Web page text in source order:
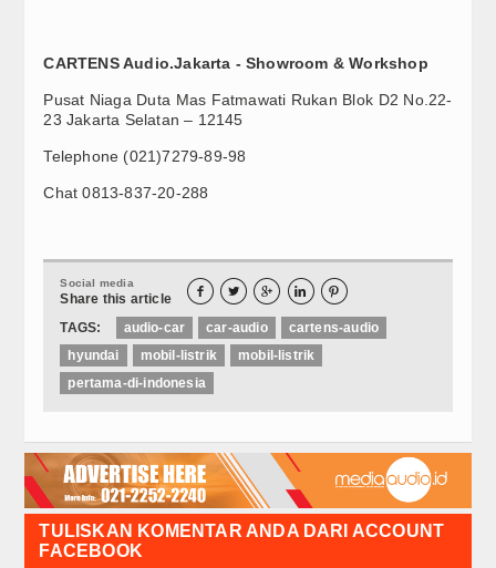
CARTENS Audio.Jakarta - Showroom & Workshop
Pusat Niaga Duta Mas Fatmawati Rukan Blok D2 No.22-
23 Jakarta Selatan – 12145
Telephone (021)7279-89-98
Chat 0813-837-20-288
Social media
Share this article     
TAGS: audio-car car-audio
cartens-audio
hyundai
mobil-listrik
mobil-listrik
pertama-di-indonesia
TULISKAN KOMENTAR ANDA DARI ACCOUNT
FACEBOOK